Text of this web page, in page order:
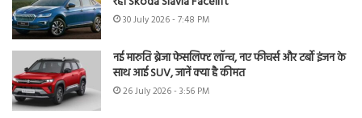
30 July 2026 - 7:48 PM
नई मारुति ब्रेजा फेसलिफ्ट लॉन्च, नए फीचर्स और टर्बो इंजन के
साथ आई SUV, जानें क्या है कीमत
26 July 2026 - 3:56 PM